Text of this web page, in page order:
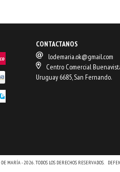
CONTACTANOS
lodemaria.ok@gmail.com
Centro Comercial
Uruguay 6685, San Fernando.
MARÍA - 2026. TODOS LOS DERECHOS RESERVADOS.